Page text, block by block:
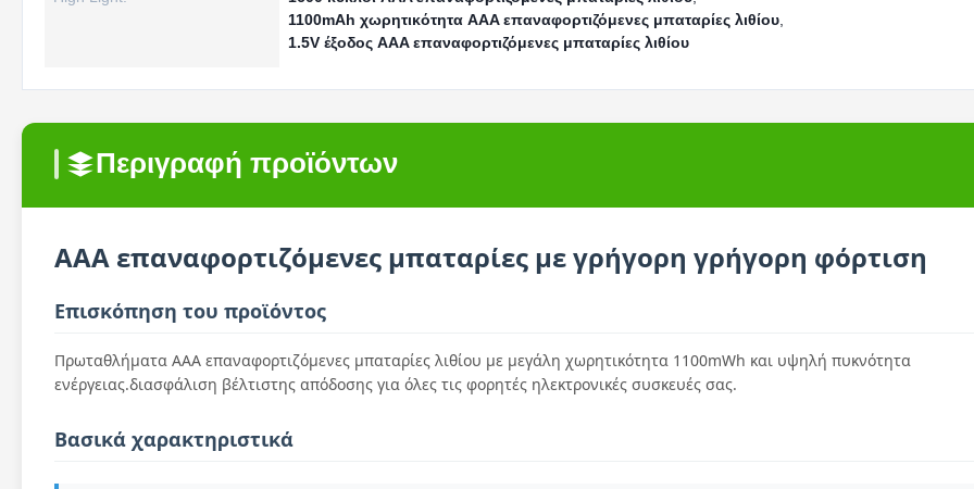
1100mAh χωρητικότητα AAA επαναφορτιζόμενες μπαταρίες λιθίου
1.5V έξοδος AAA επαναφορτιζόμενες μπαταρίες λιθίου
Περιγραφή προϊόντων
AAA επαναφορτιζόμενες μπαταρίες με γρήγορη γρήγορη φόρτιση
Επισκόπηση του προϊόντος
Πρωταθλήματα AAA επαναφορτιζόμενες μπαταρίες λιθίου με μεγάλη χωρητικότητα 1100mWh και υψηλή πυκνότητα
ενέργειας.διασφάλιση βέλτιστης απόδοσης για όλες τις φορητές ηλεκτρονικές συσκευές σας.
Βασικά χαρακτηριστικά